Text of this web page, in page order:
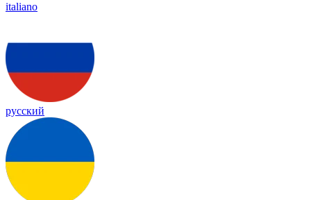
italiano
русский